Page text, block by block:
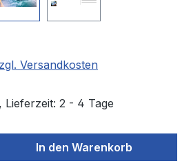
Versandkosten
2 - 4 Tage
Gib den
In den Warenkorb